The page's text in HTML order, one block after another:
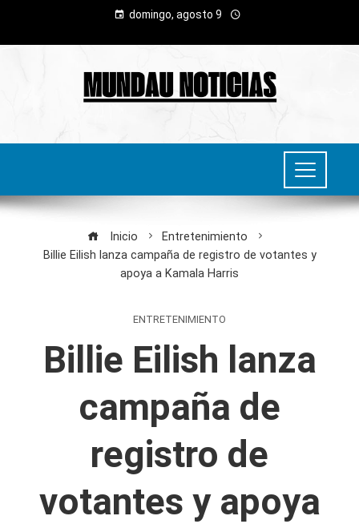
domingo, agosto 9
Inicio
Entretenimiento
Billie Eilish lanza campaña de registro de votantes y
apoya a Kamala Harris
ENTRETENIMIENTO
Billie Eilish lanza
campaña de
registro de
votantes y apoya